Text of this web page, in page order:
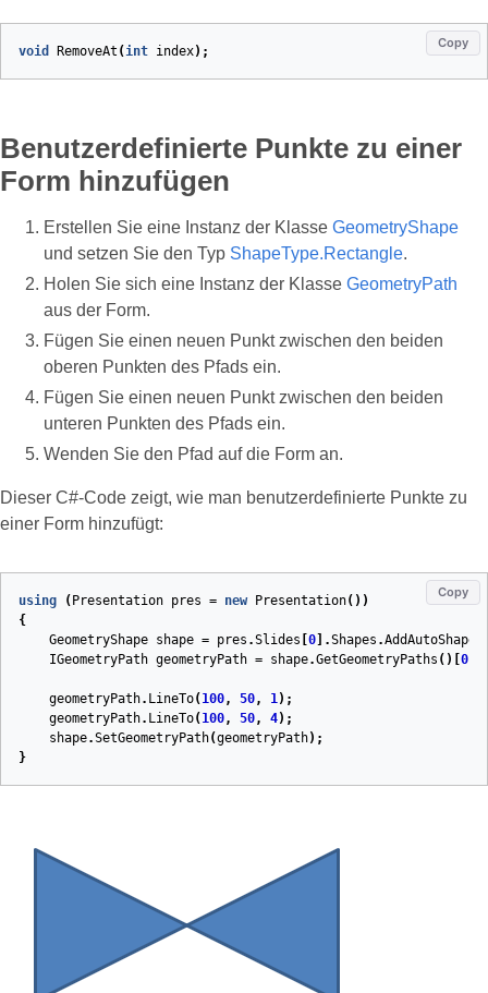
Copy
void RemoveAt (int index) ;
Benutzerdefinierte Punkte zu einer
Form hinzufügen
Erstellen Sie eine Instanz der Klasse GeometryShape
und setzen Sie den Typ ShapeType.Rectangle.
Holen Sie sich eine Instanz der Klasse GeometryPath
aus der Form.
Fügen Sie einen neuen Punkt zwischen den beiden
oberen Punkten des Pfads ein.
Fügen Sie einen neuen Punkt zwischen den beiden
unteren Punkten des Pfads ein.
Wenden Sie den Pfad auf die Form an.
Dieser C#‑Code zeigt, wie man benutzerdefinierte Punkte zu
einer Form hinzufügt:
Copy
using ( Presentation pres = new Presentation())
{
GeometryShape shape = pres .Slides 0 ].Shapes .AddAutoShape
IGeometryPath geometryPath = shape.GetGeometryPaths ()[ 0
geometryPath. LineTo( 100, 50, 1);
geometryPath. LineTo( 100, 50, 4);
shape.SetGeometryPath(geometryPath);
}